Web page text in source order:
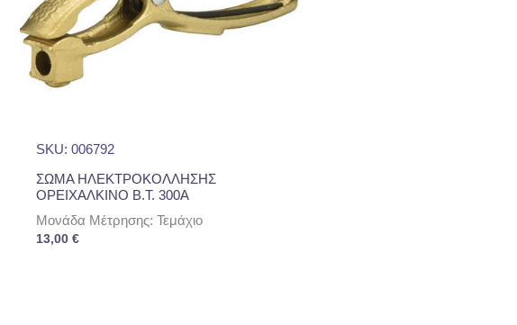
SKU: 006792
ΣΩΜΑ ΗΛΕΚΤΡΟΚΟΛΛΗΣΗΣ
ΟΡΕΙΧΑΛΚΙΝΟ Β.Τ. 300Α
Μονάδα Μέτρησης: Τεμάχιο
13,00 €